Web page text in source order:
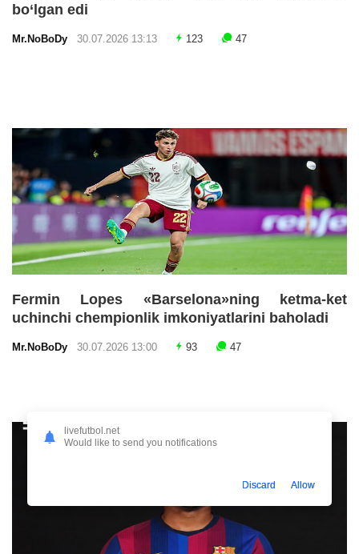
bo‘lgan edi
Mr.NoBoDy 30.07.2026 13:13 123 47
Fermin Lopes «Barselona»ning ketma-ket
uchinchi chempionlik imkoniyatlarini baholadi
Mr.NoBoDy 30.07.2026 13:00 93 47
livefutbol.net
Would like to send you notifications
Discard Allow